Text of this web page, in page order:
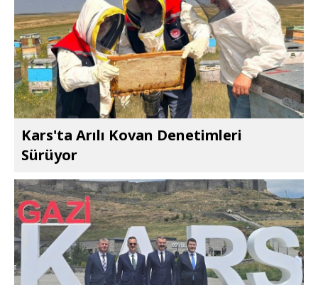
Kars'ta Arılı Kovan Denetimleri
Sürüyor